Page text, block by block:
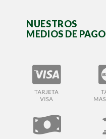
NUESTROS
MEDIOS DE PAGO